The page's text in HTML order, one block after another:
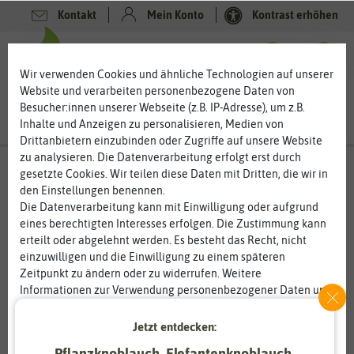
Kontakt Mein Konto Kontrast erhöhen
-20%
Wir verwenden Cookies und ähnliche Technologien auf unserer
Website und verarbeiten personenbezogene Daten von
Besucher:innen unserer Webseite (z.B. IP-Adresse), um z.B.
Inhalte und Anzeigen zu personalisieren, Medien von
Drittanbietern einzubinden oder Zugriffe auf unsere Website
zu analysieren. Die Datenverarbeitung erfolgt erst durch
gesetzte Cookies. Wir teilen diese Daten mit Dritten, die wir in
den Einstellungen benennen.
Die Datenverarbeitung kann mit Einwilligung oder aufgrund
eines berechtigten Interesses erfolgen. Die Zustimmung kann
erteilt oder abgelehnt werden. Es besteht das Recht, nicht
einzuwilligen und die Einwilligung zu einem späteren
Zeitpunkt zu ändern oder zu widerrufen. Weitere
Informationen zur Verwendung personenbezogener Daten und
Essenziell Statistik
Jetzt entdecken: